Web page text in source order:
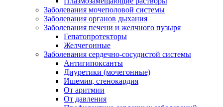
Заболевания мочеполовой системы
Заболевания органов дыхания
Заболевания печени и желчного пузыря
Гепатопротекторы
Желчегонные
Заболевания сердечно-сосудистой системы
Антигипоксанты
Диуретики (мочегонные)
Ишемия, стенокардия
От аритмии
От давления